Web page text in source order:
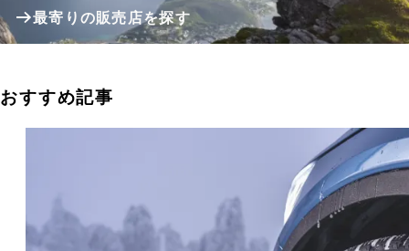
最寄りの販売店を探す
おすすめ記事